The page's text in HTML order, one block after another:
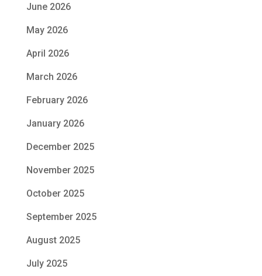
June 2026
May 2026
April 2026
March 2026
February 2026
January 2026
December 2025
November 2025
October 2025
September 2025
August 2025
July 2025